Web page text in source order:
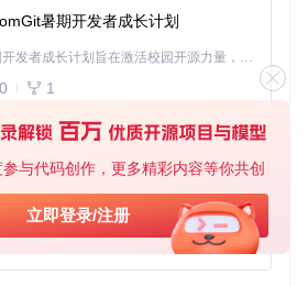
与代码创作，更多精彩内容等你共创
立即登录/注册
暑期开发者成长计划
「源启盛夏」暑期校园开发者成长计划旨在激活校园开源力量，通过积分激励、认证扶持、资源倾斜等形式，引导高校组织和开发者完成「入驻 — 建项目 — 做贡献 — 获认证 — 得资源」的完整闭环。无论你是想带领社团入驻平台的组织者，还是希望用代码贡献证明自己的开发者，都能在这里找到属于你的成长路径。
0 1
基于Python的Xiaozhi AI，适用于想要完整Xiaozhi体验而无需拥有专用硬件的用户。
1